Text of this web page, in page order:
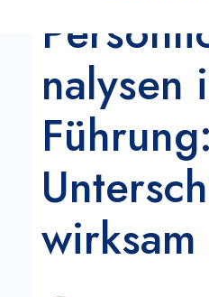
nalysen
Führung: